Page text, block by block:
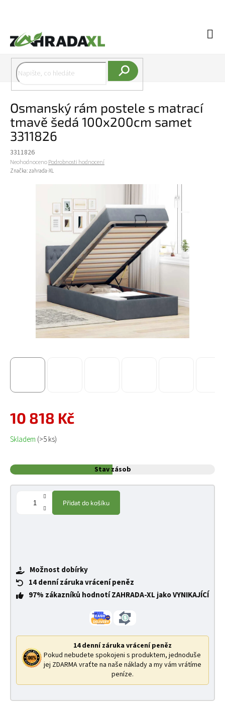
Osmanský rám postele s matrací
tmavě šedá 100x200cm samet
3311826
3311826
Průměrné hodnocení produktu je 0,0 z 5 hvězdiček.
NeohodnocenoPodrobnosti hodnocení
Značka: zahrada-XL
10 818 Kč
Měrná cena:
Skladem (>5 ks)
Stav zásob
Přidat do košíku
Možnost dobírky
14 denní záruka vrácení peněz
97% zákazníků hodnotí ZAHRADA-XL jako VYNIKAJÍCÍ
14 denní záruka vrácení peněz
Pokud nebudete spokojeni s produktem, jednoduše
jej ZDARMA vraťte na naše náklady a my vám vrátíme
peníze.